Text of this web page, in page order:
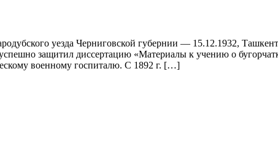
уезда Черниговской губернии — 15.12.1932,
защитил диссертацию «Материалы к учению о
военному госпиталю. С 1892 г. […]